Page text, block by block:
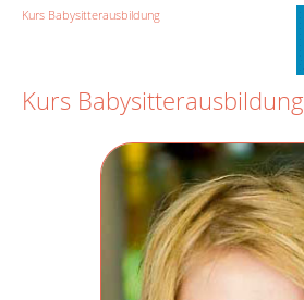
Kurs Babysitterausbildung
Kurs Babysitterausbildung